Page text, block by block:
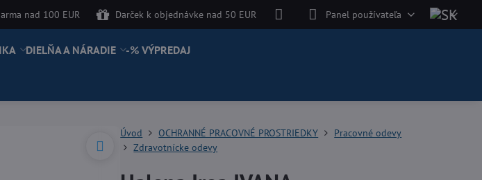
nad 100 EUR Darček k objednávke nad 50 EUR Panel používateľa
DIELŇA A NÁRADIE -% VÝPREDAJ
Úvod OCHRANNÉ PRACOVNÉ PROSTRIEDKY
Pracovné odevy
Zdravotnícke odevy